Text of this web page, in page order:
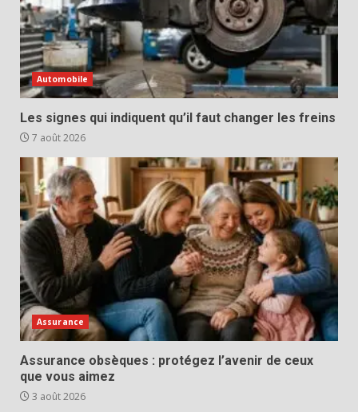
Automobile
Les signes qui indiquent qu’il faut changer les freins
7 août 2026
Assurance
Assurance obsèques : protégez l’avenir de ceux
que vous aimez
3 août 2026